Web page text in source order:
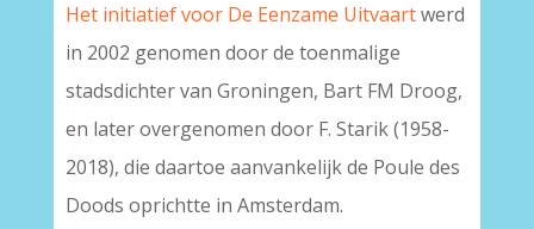
Het initiatief voor De Eenzame Uitvaartwerd
in 2002 genomen door de toenmalige
stadsdichter van Groningen, Bart FM Droog,
en later overgenomen door F. Starik (1958-
2018), die daartoe aanvankelijk de Poule des
Doods oprichtte in Amsterdam.